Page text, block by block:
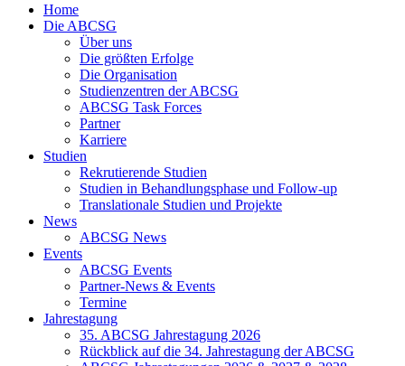
Home
Die ABCSG
Über uns
Die größten Erfolge
Die Organisation
Studienzentren der ABCSG
ABCSG Task Forces
Partner
Karriere
Studien
Rekrutierende Studien
Studien in Behandlungsphase und Follow-up
Translationale Studien und Projekte
News
ABCSG News
Events
ABCSG Events
Partner-News & Events
Termine
Jahrestagung
35. ABCSG Jahrestagung 2026
Rückblick auf die 34. Jahrestagung der ABCSG